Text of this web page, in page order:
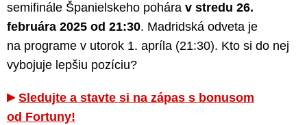
semifinále Španielskeho pohára v stredu 26.
februára 2025 od 21:30. Madridská odveta je
na programe v utorok 1. apríla (21:30). Kto si do nej
vybojuje lepšiu pozíciu?
Sledujte a stavte si na zápas s bonusom
od Fortuny!